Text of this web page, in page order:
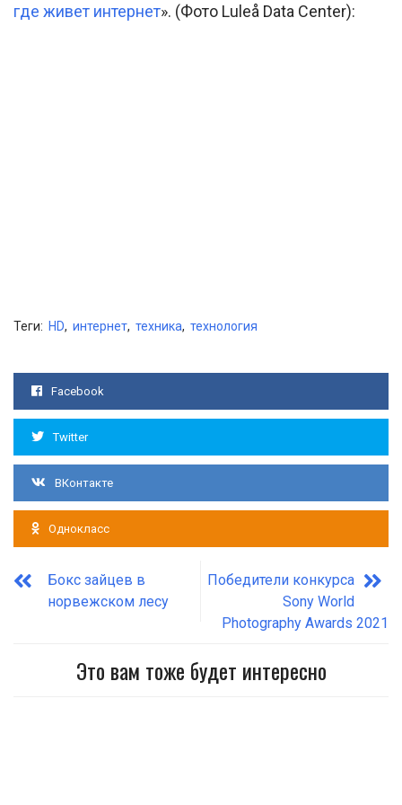
где живет интернет». (Фото Luleå Data Center):
Теги: HD, интернет, техника, технология
Facebook
Twitter
ВКонтакте
Однокласс
Бокс зайцев в
норвежском лесу
Победители конкурса
Sony World
Photography Awards 2021
Это вам тоже будет интересно